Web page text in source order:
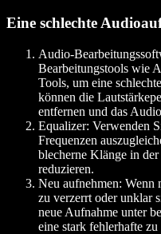
Eine schlechte
Audio-
Bearbeitungstools wie
Tools, um eine
können die
entfernen und das
Equalizer: Verwenden
Frequenzen
blecherne Klänge in
reduzieren.
Neu aufnehmen: Wenn
zu verzerrt oder unklar
neue Aufnahme unter
eine stark fehlerhafte